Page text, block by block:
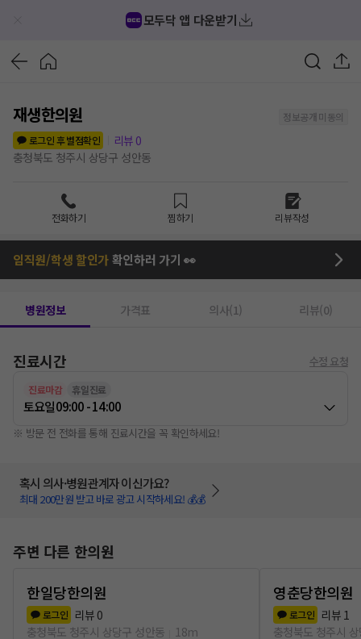
모두닥 앱 다운받기
재생한의원
정보공개 미동의
로그인 후 별점확인
리뷰 0
충청북도 청주시 상당구 성안동
전화하기 찜하기 리뷰작성
임직원/학생 할인가확인하러 가기 👀
병원정보 가격표 의사(1) 리뷰(0)
진료시간 수정 요청
진료마감 휴일진료
토요일09:00 - 14:00
※ 방문 전 전화를 통해 진료시간을 꼭 확인하세요!
혹시 의사·병원관계자 이신가요?
최대 200만원 받고 바로 광고 시작하세요! 💰💰
주변 다른 한의원
한일당한의원
로그인 리뷰 0
충청북도 청주시 상당구 성안동
18m
영춘당한의원
로그인 리뷰 1
충청북도 청주시